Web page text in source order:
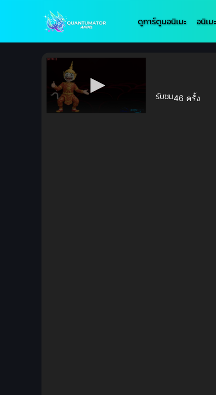
ดูการ์ตูนอนิเมะ อนิเ
รับชม46 ครั้ง